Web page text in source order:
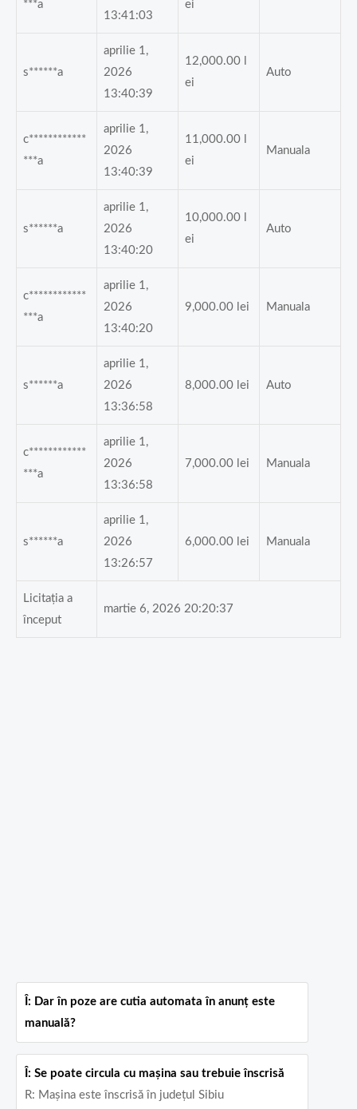
***a
13:41:03
ei
s******a
aprilie 1,
2026
13:40:39
12,000.00
ei
Auto
c************
***a
aprilie 1,
2026
13:40:39
11,000.00
ei
Manuala
s******a
aprilie 1,
2026
13:40:20
10,000.00
ei
Auto
c************
***a
aprilie 1,
2026
13:40:20
9,000.00 lei Manuala
s******a
aprilie 1,
2026
13:36:58
8,000.00 lei Auto
c************
***a
aprilie 1,
2026
13:36:58
7,000.00 lei Manuala
s******a
aprilie 1,
2026
13:26:57
6,000.00 lei Manuala
Licitația a
început
martie 6, 2026 20:20:37
Î: Dar în poze are cutia automata în anunț este
manuală?
Î: Se poate circula cu mașina sau trebuie înscrisă
R: Mașina este înscrisă în județul Sibiu